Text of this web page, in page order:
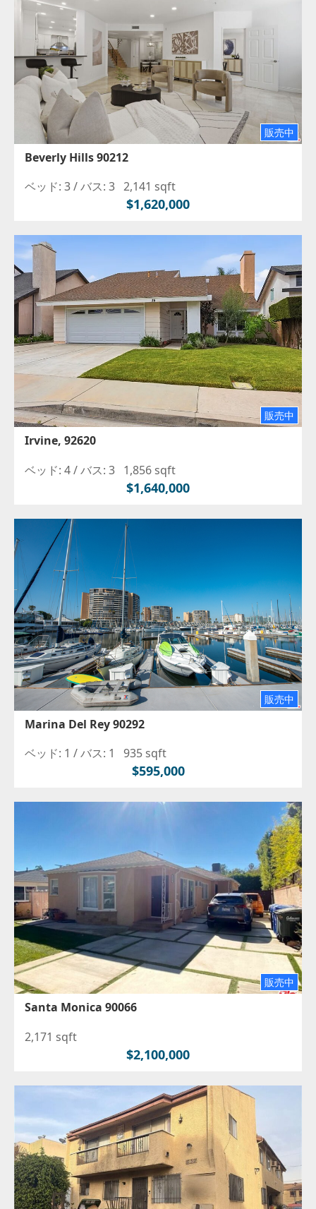
販売中
Beverly Hills 90212
ベッド: 3 /バス: 3 2,141 sqft
$1,620,000
販売中
Irvine, 92620
ベッド: 4 /バス: 3 1,856 sqft
$1,640,000
販売中
Marina Del Rey 90292
ベッド: 1 /バス: 1 935 sqft
$595,000
販売中
Santa Monica 90066
2,171 sqft
$2,100,000